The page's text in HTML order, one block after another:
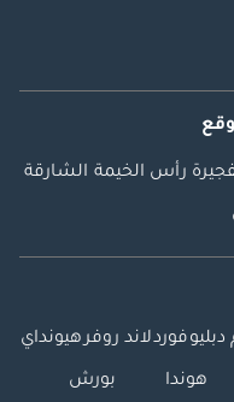
رأس الخيمة الشارقة
دبليوفوردلاند روفرهيونداي
هوندا بورش